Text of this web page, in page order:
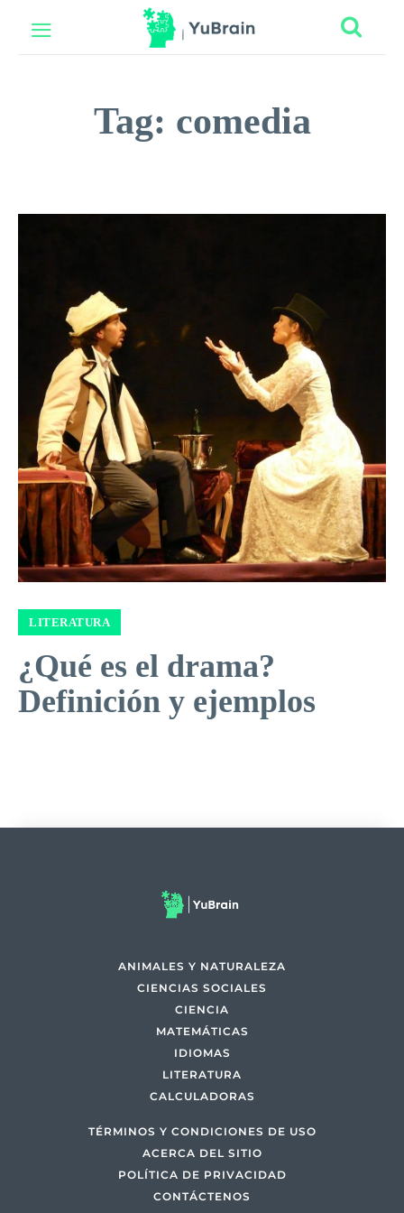
Tag: comedia
LITERATURA
¿Qué es el drama?
Definición y ejemplos
ANIMALES Y NATURALEZA
CIENCIAS SOCIALES
CIENCIA
MATEMÁTICAS
IDIOMAS
LITERATURA
CALCULADORAS
TÉRMINOS Y CONDICIONES DE USO
ACERCA DEL SITIO
POLÍTICA DE PRIVACIDAD
CONTÁCTENOS